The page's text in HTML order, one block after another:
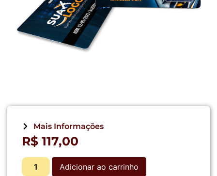
Mais Informações
R$ 117,00
Adicionar ao carrinho